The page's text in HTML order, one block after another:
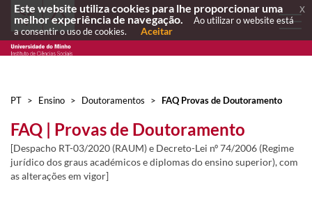
PT > Ensino > Doutoramentos > FAQ Provas de Doutoramento
FAQ | Provas de Doutoramento
[Despacho RT-03/2020 (RAUM) e Decreto-Lei nº 74/2006 (Regime
jurídico dos graus académicos e diplomas do ensino superior), com
as alterações em vigor]
Este website utiliza cookies para lhe proporcionar uma
melhor experiência de navegação.
Ao utilizar o website está
a consentir o uso de cookies.
Aceitar
x